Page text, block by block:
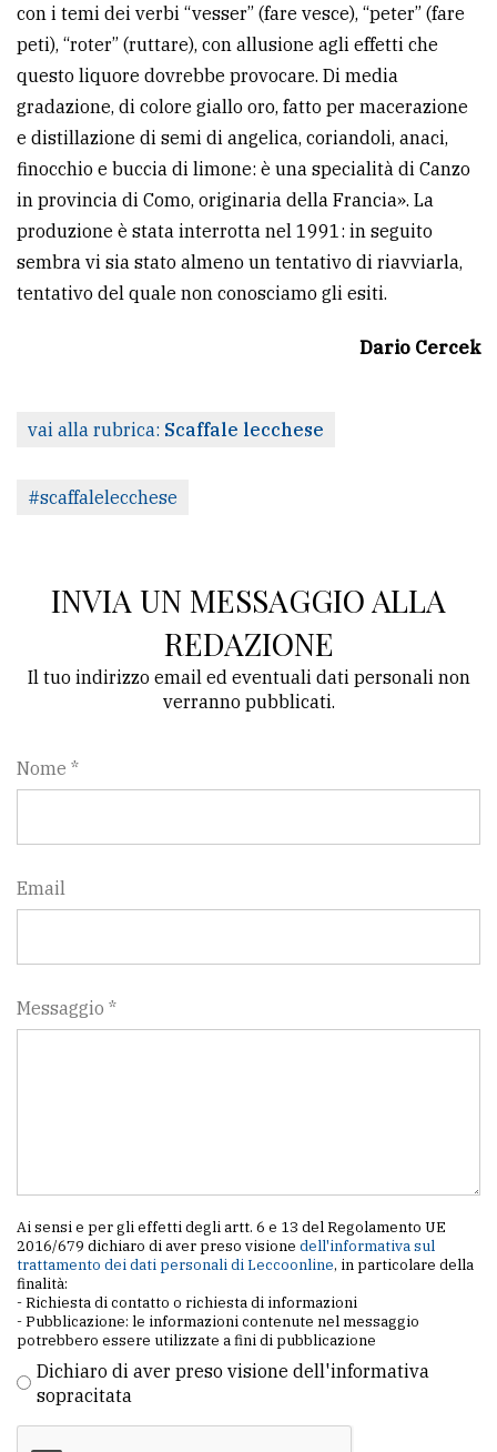
con i temi dei verbi “vesser” (fare vesce), “peter” (fare
peti), “roter” (ruttare), con allusione agli effetti che
questo liquore dovrebbe provocare. Di media
gradazione, di colore giallo oro, fatto per macerazione
e distillazione di semi di angelica, coriandoli, anaci,
finocchio e buccia di limone: è una specialità di Canzo
in provincia di Como, originaria della Francia». La
produzione è stata interrotta nel 1991: in seguito
sembra vi sia stato almeno un tentativo di riavviarla,
tentativo del quale non conosciamo gli esiti.
Dario Cercek
vai alla rubrica: Scaffale lecchese
#scaffalelecchese
INVIA UN MESSAGGIO ALLA
REDAZIONE
Il tuo indirizzo email ed eventuali dati personali non
verranno pubblicati.
Nome *
Email
Messaggio *
Ai sensi e per gli effetti degli artt. 6 e 13 del Regolamento UE
2016/679 dichiaro di aver preso visione dell'informativa sul
trattamento dei dati personali di Leccoonline, in particolare della
finalità:
- Richiesta di contatto o richiesta di informazioni
- Pubblicazione: le informazioni contenute nel messaggio
potrebbero essere utilizzate a fini di pubblicazione
Dichiaro di aver preso visione dell'informativa
sopracitata